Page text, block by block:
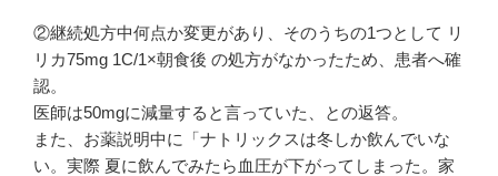
②継続処方中何点か変更があり、そのうちの1つとして リ
リカ75mg 1C/1×朝食後 の処方がなかったため、患者へ確
認。
医師は50mgに減量すると言っていた、との返答。
また、お薬説明中に「ナトリックスは冬しか飲んでいな
い。実際 夏に飲んでみたら血圧が下がってしまった。家